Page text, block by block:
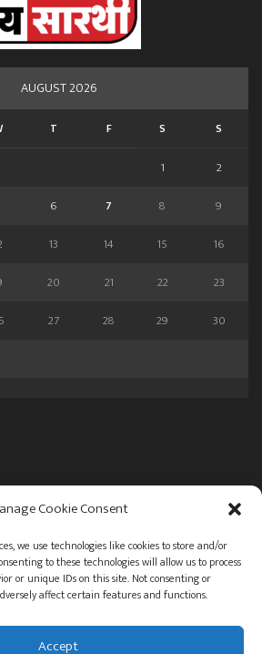
Cookie Consent
we use technologies like cookies to store and/or
to these technologies will allow us to process
or unique IDs on this site. Not consenting or
affect certain features and functions.
Accept
AUGUST 2026
T F S S
1
2
6 7 8
9
13 14 15
16
20 21 22
23
27 28 29
30